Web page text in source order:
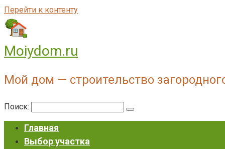
Перейти к контенту
Moiydom.ru
Мой дом — строительство
Поиск:
Главная
Выбор участка